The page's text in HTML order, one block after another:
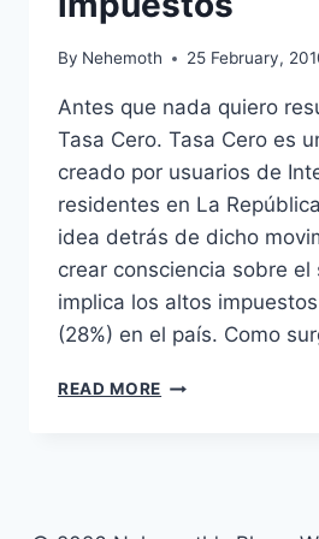
By Nehemoth 25 February,
Antes que nada quiero
Tasa Cero. Tasa Cero es
creado por usuarios de
residentes en La
idea detrás de dicho
crear consciencia sobre el
implica los altos
(28%) en el país. Como
READ MORE TASA